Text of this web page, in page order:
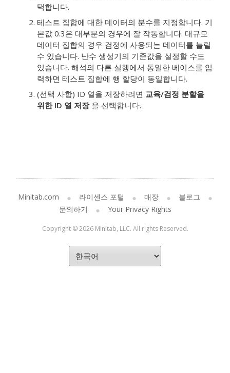
택합니다.
테스트 집합에 대한 데이터의 분수를 지정합니다. 기
본값 0.3은 대부분의 경우에 잘 작동합니다. 대규모
데이터 집합의 경우 검정에 사용되는 데이터를 늘릴
수 있습니다. 난수 생성기의 기준값을 설정할 수도
있습니다. 해석의 다른 실행에서 동일한 베이스를 입
력하면 테스트 집합에 행 할당이 동일합니다.
(선택 사항) ID 열을 저장하려면 교육/검정 분할을
위한 ID 열 저장을 선택합니다.
Minitab.com 라이센스 포털 매장
블로그
문의하기
Your Privacy Rights
Copyright © 2026 Minitab, LLC. All rights Reserved.